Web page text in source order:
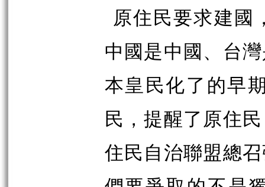
原住民要求建國
中國是中國、台
本皇民化了的早
民，提醒了原住
住民自治聯盟總